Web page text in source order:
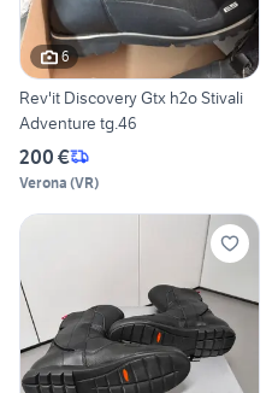
6
Rev'it Discovery Gtx h2o Stivali
Adventure tg.46
200 €
Verona (VR)